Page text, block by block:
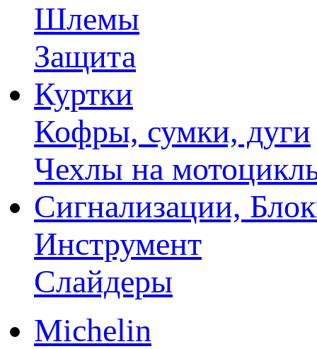
Шлемы
Защита
Куртки
Кофры, сумки, дуги
Чехлы на
Сигнализации,
Инструмент
Слайдеры
Michelin